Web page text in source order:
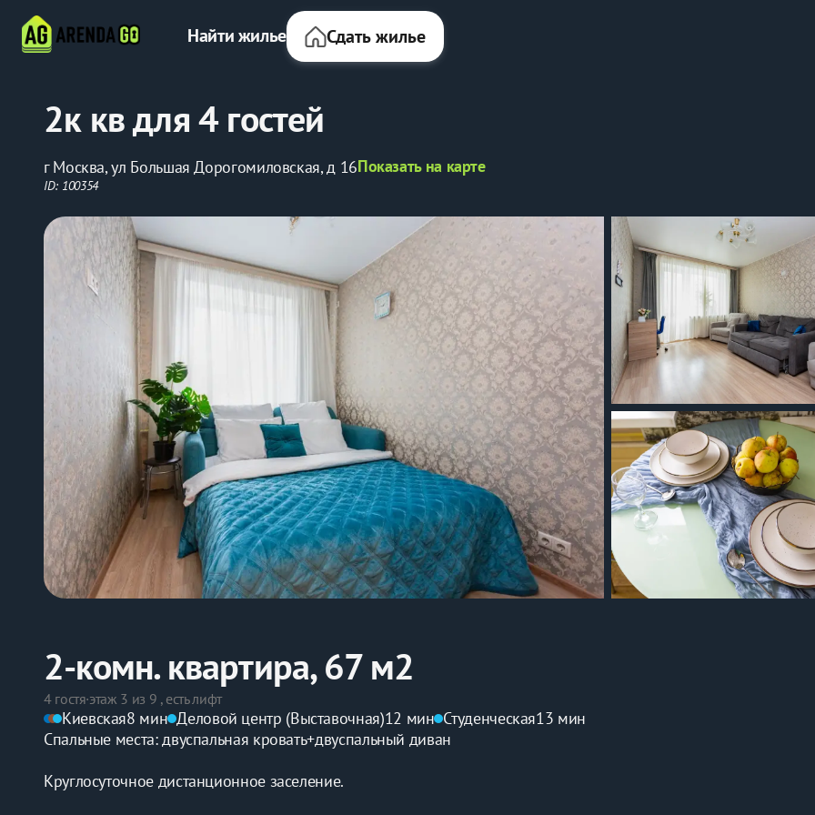
Найти жилье Сдать жилье
2к кв для 4 гостей
г Москва, ул Большая Дорогомиловская, д 16Показать на карте
ID: 100354
2-комн. квартира, 67 м2
4 гостя·этаж 3 из 9 , есть лифт
Киевская8 мин Деловой центр (Выставочная)12 мин Студенческая13 мин
Спальные места: двуспальная кровать+двуспальный диван
Круглосуточное дистанционное заселение.